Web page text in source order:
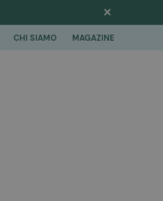
×
CHI SIAMO MAGAZINE